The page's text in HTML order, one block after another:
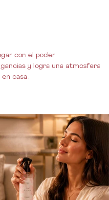
con el poder
y logra una atmosfera
casa.